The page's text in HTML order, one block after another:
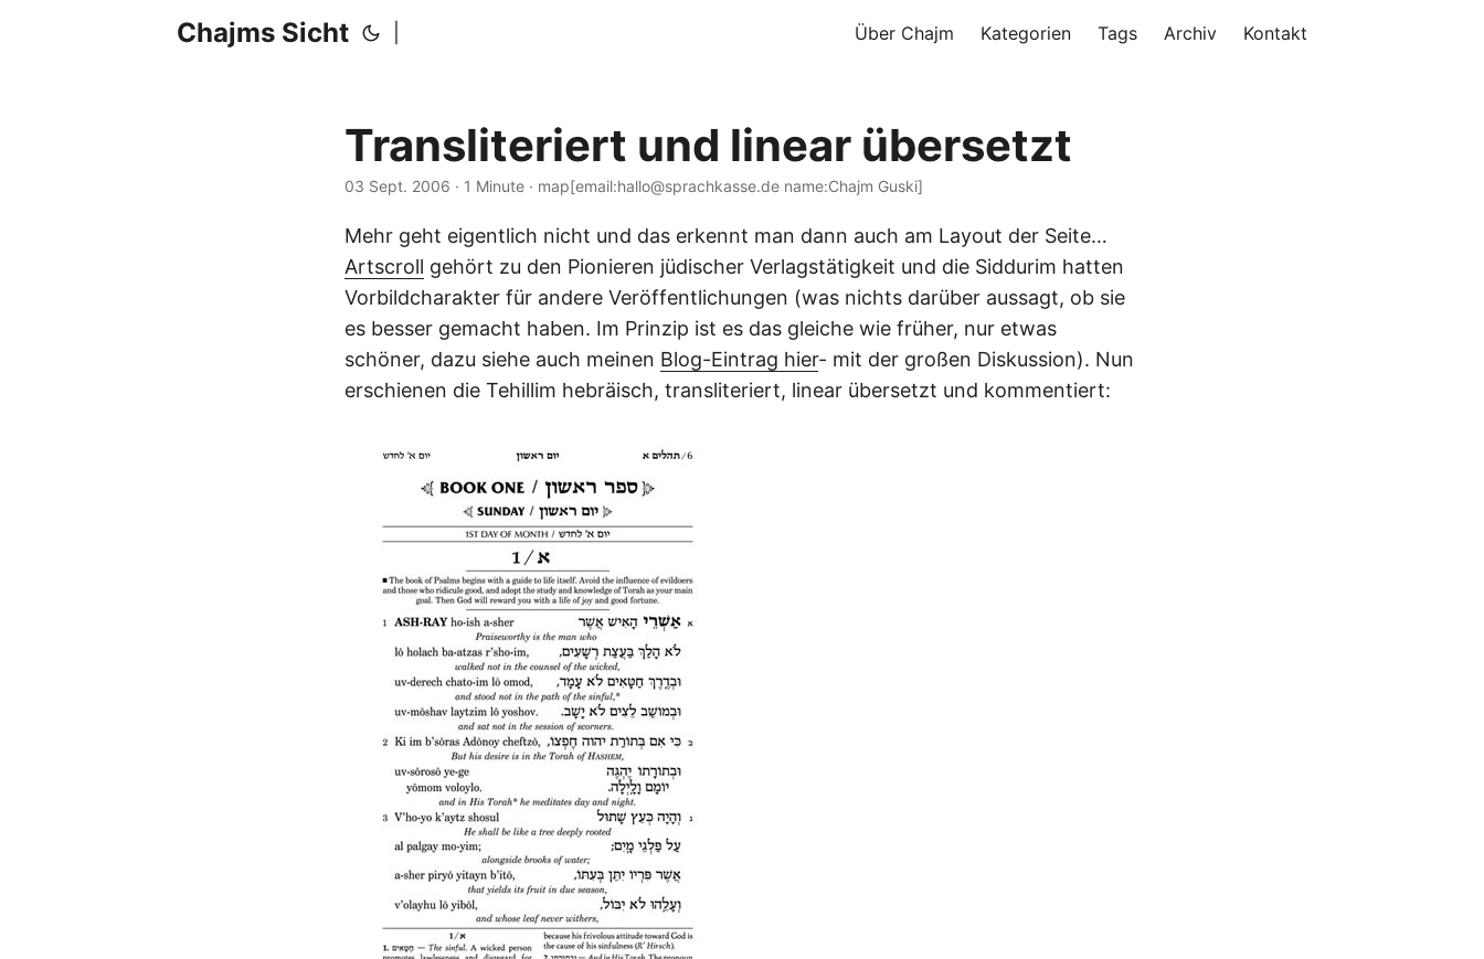
Chajms Sicht Über Chajm Kategorien Tags Archiv Kontakt
Transliteriert und linear übersetzt
03 Sept. 2006 · 1 Minute · map[email:hallo@sprachkasse.de name:Chajm Guski]
Mehr geht eigentlich nicht und das erkennt man dann auch am Layout der Seite…
Artscroll gehört zu den Pionieren jüdischer Verlagstätigkeit und die Siddurim hatten
Vorbildcharakter für andere Veröffentlichungen (was nichts darüber aussagt, ob sie
es besser gemacht haben. Im Prinzip ist es das gleiche wie früher, nur etwas
schöner, dazu siehe auch meinen Blog-Eintrag hier- mit der großen Diskussion). Nun
erschienen die Tehillim hebräisch, transliteriert, linear übersetzt und kommentiert: